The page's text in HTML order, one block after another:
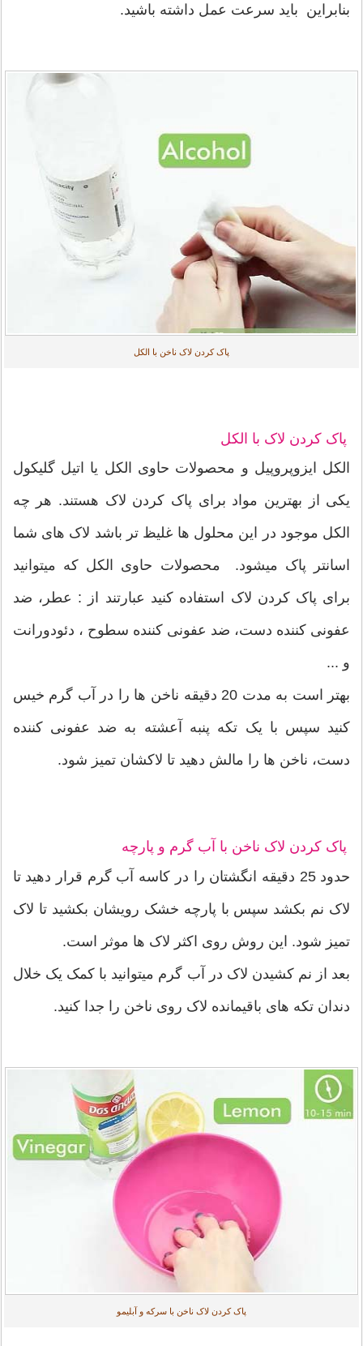
بنابراین باید سرعت عمل داشته باشید.
پاک کردن لاک ناخن با الکل
پاک کردن لاک با الکل
الکل ایزوپروپیل و محصولات حاوی الکل یا اتیل گلیکول
یکی از بهترین مواد برای پاک کردن لاک هستند. هر چه
الکل موجود در این محلول ها غلیظ تر باشد لاک های شما
اسانتر پاک میشود. محصولات حاوی الکل که میتوانید
برای پاک کردن لاک استفاده کنید عبارتند از : عطر، ضد
عفونی کننده دست، ضد عفونی کننده سطوح ، دئودورانت
و ...
بهتر است به مدت 20 دقیقه ناخن ها را در آب گرم خیس
کنید سپس با یک تکه پنبه آعشته به ضد عفونی کننده
دست، ناخن ها را مالش دهید تا لاکشان تمیز شود.
پاک کردن لاک ناخن با آب گرم و پارچه
حدود 25 دقیقه انگشتان را در کاسه آب گرم قرار دهید تا
لاک نم بکشد سپس با پارچه خشک رویشان بکشید تا لاک
تمیز شود. این روش روی اکثر لاک ها موثر است.
بعد از نم کشیدن لاک در آب گرم میتوانید با کمک یک خلال
دندان تکه های باقیمانده لاک روی ناخن را جدا کنید.
پاک کردن لاک ناخن با سرکه و آبلیمو